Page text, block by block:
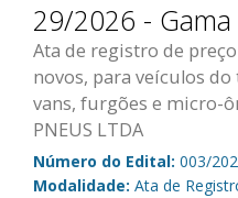
29/2026 - Gama
Ata de registro de
novos, para veículos
vans, furgões e micro-
PNEUS LTDA
Número do Edital: 003/
Modalidade: Ata de